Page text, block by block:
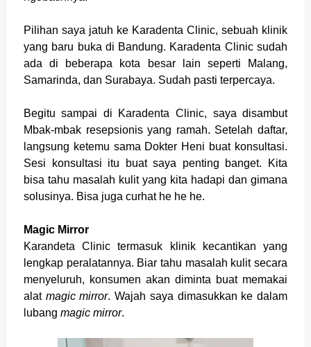
Pilihan saya jatuh ke Karadenta Clinic, sebuah klinik
yang baru buka di Bandung. Karadenta Clinic sudah
ada di beberapa kota besar lain seperti Malang,
Samarinda, dan Surabaya. Sudah pasti terpercaya.
Begitu sampai di Karadenta Clinic, saya disambut
Mbak-mbak resepsionis yang ramah. Setelah daftar,
langsung ketemu sama Dokter Heni buat konsultasi.
Sesi konsultasi itu buat saya penting banget. Kita
bisa tahu masalah kulit yang kita hadapi dan gimana
solusinya. Bisa juga curhat he he he.
Magic Mirror
Karandeta Clinic termasuk klinik kecantikan yang
lengkap peralatannya. Biar tahu masalah kulit secara
menyeluruh, konsumen akan diminta buat memakai
alat magic mirror. Wajah saya dimasukkan ke dalam
lubang magic mirror.